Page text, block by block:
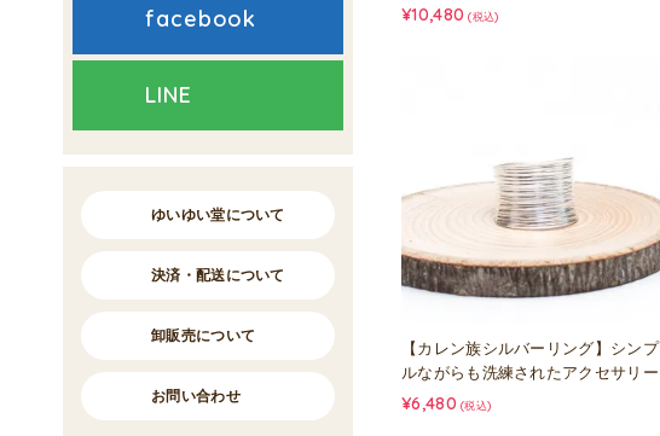
¥10,480 (税込)
【カレン族シルバーリング】シンプ
ルながらも洗練されたアクセサリー
¥6,480 (税込)
facebook
LINE
ゆいゆい堂について
決済・配送について
卸販売について
お問い合わせ